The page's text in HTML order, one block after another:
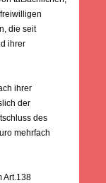
die seit
ihrer
ihrer
der
des
mehrfach
Art.138